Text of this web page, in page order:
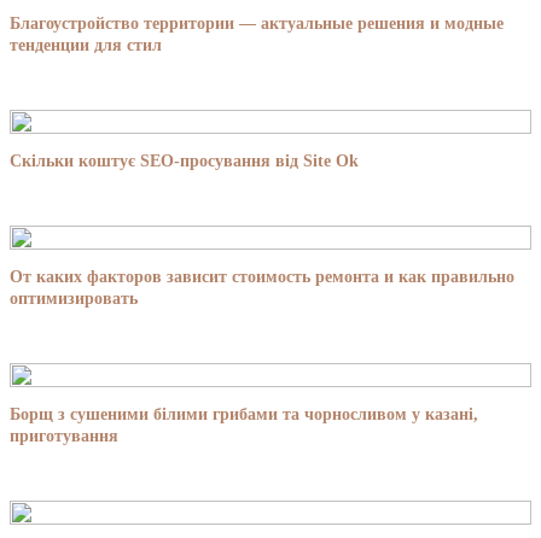
Благоустройство территории — актуальные решения и модные
тенденции для стил
Скільки коштує SEO-просування від Site Ok
От каких факторов зависит стоимость ремонта и как правильно
оптимизировать
Борщ з сушеними білими грибами та чорносливом у казані,
приготування